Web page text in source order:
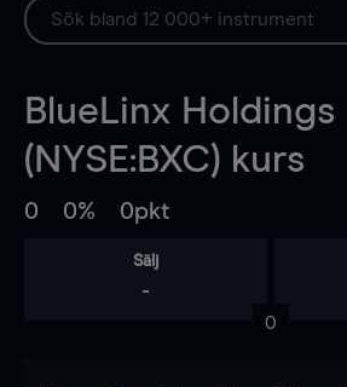
BlueLinx Holdings
(NYSE:BXC) kurs
0 0% 0pkt
Sälj
-
0